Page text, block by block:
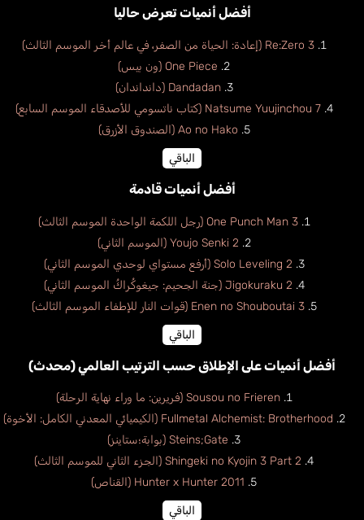
أفضل أنميات تعرض حاليا
Re:Zero 3 (إعادة: الحياة من الصفر، في عالم أخر الموسم الثالث)
One Piece (ون بيس)
Dandadan (دانداندان)
Natsume Yuujinchou 7 (كتاب ناتسومي للأصدقاء الموسم السابع)
Ao no Hako (الصندوق الأزرق)
الباقي
أفضل أنميات قادمة
One Punch Man 3 (رجل اللكمة الواحدة الموسم الثالث)
Youjo Senki 2 (الموسم الثاني)
Solo Leveling 2 (أرفع مستواي لوحدي الموسم الثاني)
Jigokuraku 2 (جنة الجحيم: جيغوكُراكُ الموسم الثاني)
Enen no Shouboutai 3 (قوات النار للإطفاء الموسم الثالث)
الباقي
أفضل أنميات على الإطلاق حسب الترتيب العالمي (محدث)
Sousou no Frieren (فريرين: ما وراء نهاية الرحلة)
Fullmetal Alchemist: Brotherhood (الكيميائي المعدني الكامل: الأخوة)
Steins;Gate (بوابة؛ستاينز)
Shingeki no Kyojin 3 Part 2 (الجزء الثاني للموسم الثالث)
Hunter x Hunter 2011 (القناص)
الباقي